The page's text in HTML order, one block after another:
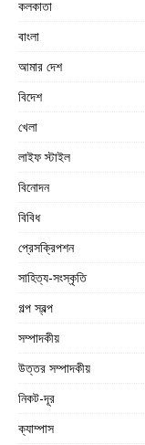
কলকাতা
বাংলা
আমার দেশ
বিদেশ
খেলা
লাইফ স্টাইল
বিনোদন
বিবিধ
প্রেসক্রিপশন
সাহিত্য-সংস্কৃতি
গল্প স্বল্প
সম্পাদকীয়
উত্তর সম্পাদকীয়
নিকট-দূর
ক্যাম্পাস